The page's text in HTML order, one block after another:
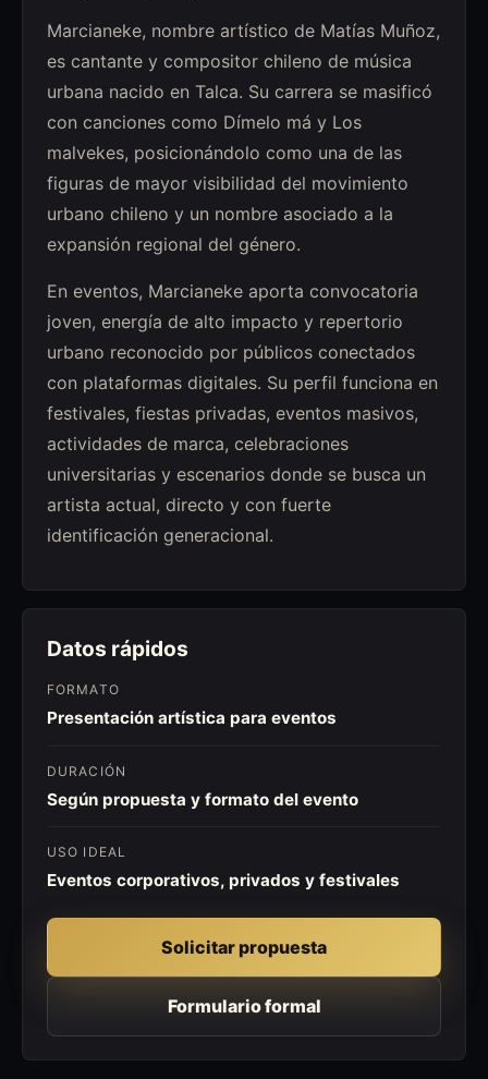
Marcianeke, nombre artístico de Matías Muñoz,
es cantante y compositor chileno de música
urbana nacido en Talca. Su carrera se masificó
con canciones como Dímelo má y Los
malvekes, posicionándolo como una de las
figuras de mayor visibilidad del movimiento
urbano chileno y un nombre asociado a la
expansión regional del género.
En eventos, Marcianeke aporta convocatoria
joven, energía de alto impacto y repertorio
urbano reconocido por públicos conectados
con plataformas digitales. Su perfil funciona en
festivales, fiestas privadas, eventos masivos,
actividades de marca, celebraciones
universitarias y escenarios donde se busca un
artista actual, directo y con fuerte
identificación generacional.
Datos rápidos
FORMATO
Presentación artística para eventos
DURACIÓN
Según propuesta y formato del evento
USO IDEAL
Eventos corporativos, privados y festivales
Solicitar propuesta
Formulario formal